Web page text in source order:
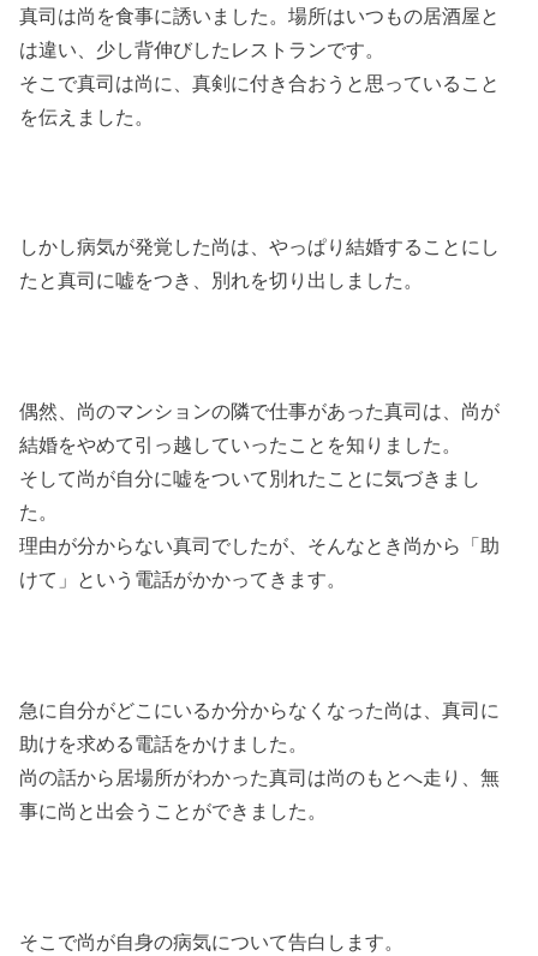
真司は尚を食事に誘いました。場所はいつもの居酒屋と
は違い、少し背伸びしたレストランです。
そこで真司は尚に、真剣に付き合おうと思っていること
を伝えました。
しかし病気が発覚した尚は、やっぱり結婚することにし
たと真司に嘘をつき、別れを切り出しました。
偶然、尚のマンションの隣で仕事があった真司は、尚が
結婚をやめて引っ越していったことを知りました。
そして尚が自分に嘘をついて別れたことに気づきまし
た。
理由が分からない真司でしたが、そんなとき尚から「助
けて」という電話がかかってきます。
急に自分がどこにいるか分からなくなった尚は、真司に
助けを求める電話をかけました。
尚の話から居場所がわかった真司は尚のもとへ走り、無
事に尚と出会うことができました。
そこで尚が自身の病気について告白します。